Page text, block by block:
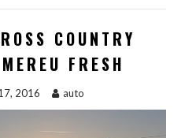
COUNTRY
FRESH
2016 auto